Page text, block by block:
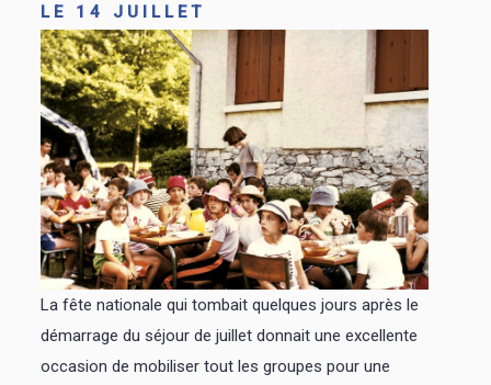
LE 14 JUILLET
La fête nationale qui tombait quelques jours après le
démarrage du séjour de juillet donnait une excellente
occasion de mobiliser tout les groupes pour une